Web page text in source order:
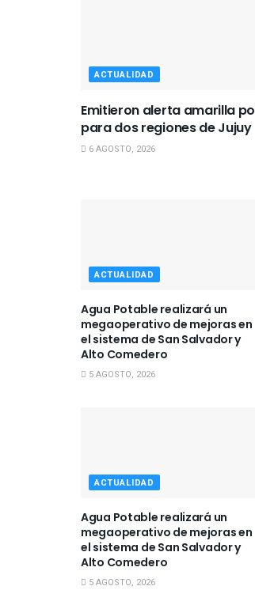
ACTUALIDAD
Emitieron alerta amarilla
para dos regiones de Jujuy
6 AGOSTO, 2026
ACTUALIDAD
Agua Potable realizará un
megaoperativo de mejoras en
el sistema de San Salvador y
Alto Comedero
5 AGOSTO, 2026
ACTUALIDAD
Agua Potable realizará un
megaoperativo de mejoras en
el sistema de San Salvador y
Alto Comedero
5 AGOSTO, 2026